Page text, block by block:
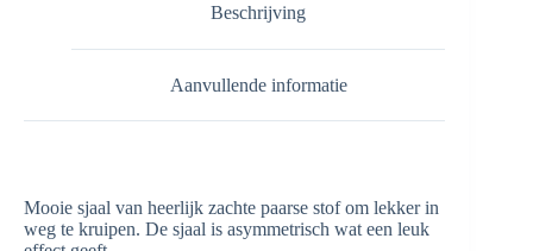
Beschrijving
Aanvullende informatie
Mooie sjaal van heerlijk zachte paarse stof om lekker in
weg te kruipen. De sjaal is asymmetrisch wat een leuk